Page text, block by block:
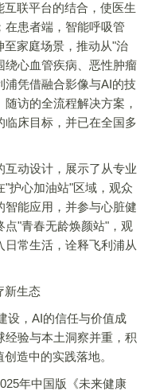
联平台的结合，使医生
在患者端，智能呼吸管
家庭场景，推动从"治
绕心血管疾病、恶性肿瘤
凭借融合影像与AI的技
访的全流程解决方案，
临床目标，并已在全国多
动设计，展示了从专业
护心加油站"区域，观众
能应用，并参与心脏健
点"青春无龄焕颜站"，观
常生活，诠释飞利浦从
生态
，AI的信任与价值成
经验与本土洞察并重，积
造中的实践落地。
年中国版《未来健康